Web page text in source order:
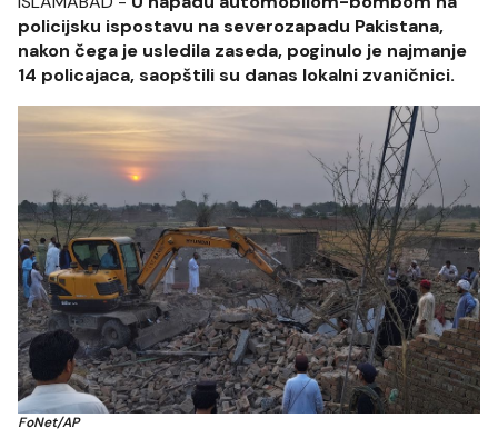
policijsku ispostavu na severozapadu Pakistana,
nakon čega je usledila zaseda, poginulo je najmanje
14 policajaca, saopštili su danas lokalni zvaničnici.
FoNet/AP